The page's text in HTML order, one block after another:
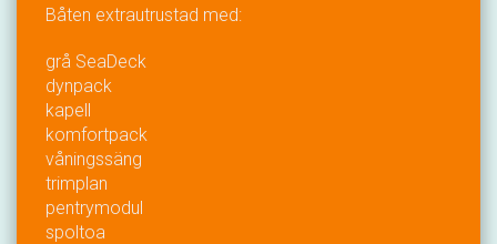
Båten extrautrustad med:
grå SeaDeck
dynpack
kapell
komfortpack
våningssäng
trimplan
pentrymodul
spoltoa